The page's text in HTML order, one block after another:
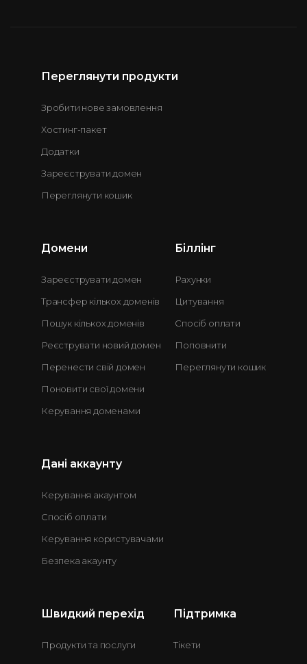
Переглянути продукти
Зробити нове замовлення
Хостинг-пакет
Додатки
Зареєструвати домен
Переглянути кошик
Домени
Зареєструвати домен
Трансфер кількох доменів
Пошук кількох доменів
Реєструвати новий домен
Перенести свій домен
Поновити свої домени
Керування доменами
Біллінг
Рахунки
Цитування
Спосіб оплати
Поповнити
Переглянути кошик
Дані аккаунту
Керування акаунтом
Спосіб оплати
Керування користувачами
Безпека акаунту
Швидкий перехід
Продукти та послуги
Підтримка
Тікети